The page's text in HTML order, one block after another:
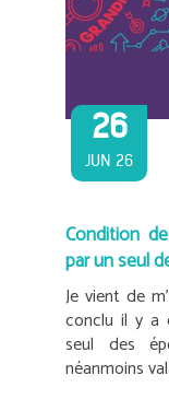
26
JUN 26
Condition
par un seul
Je vient de
conclu il y a
seul des
néanmoins